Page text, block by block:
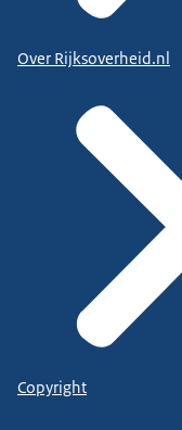
Over Rijksoverheid.nl
Copyright